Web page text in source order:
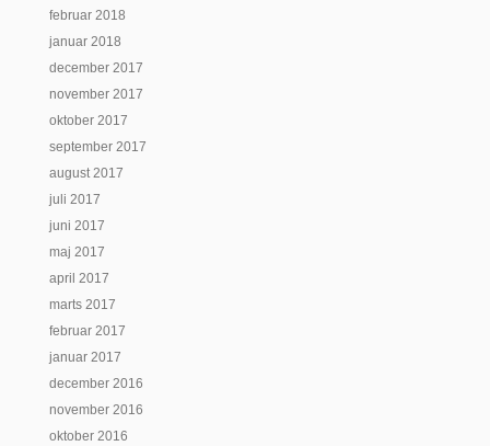
februar 2018
januar 2018
december 2017
november 2017
oktober 2017
september 2017
august 2017
juli 2017
juni 2017
maj 2017
april 2017
marts 2017
februar 2017
januar 2017
december 2016
november 2016
oktober 2016